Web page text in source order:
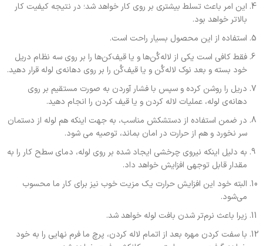
این امر باعث تسلط بیشتری بر روی کار خواهد شد؛ در نتیجه کیفیت کار
بالاتر خواهد بود.
استفاده از این محصول بسیار راحت است.
فقط کافی است یکی از لاله‌کُن‌ها و یا قیف‌کن‌ها را بر روی سه نظام دریل
خود بسته و بعد نوک لاله‌کُن و یا قیف‌کُن را بر روی دهانه‌ی لوله قرار دهید.
دریل را روشن کرده و سپس با فشار آوردن به صورت مستقیم بر روی
دهانه‌ی لوله، عملیات لاله کردن و یا قیف کردن را انجام دهید.
در ضمن استفاده از دستشکش مناسب، به جهت اینکه هم لوله از دستمان
سر نخورد و هم از حرارت در امان بماند، توصیه می شود.
به دلیل اینکه نیروی چرخشی ایجاد شده بر روی لوله، دمای سطح کار را به
مقدار قابل توجهی افزایش خواهد داد.
البته خود این افزایش حرارت یک مزیت خوب نیز برای کار ما محسوب
می‌شود.
زیرا باعث نرم‌تر شدن بافت لوله خواهد شد.
با سفت کردن مهره بعد از اتمام لاله کردن، پرچ ما فرم نهایی را به خود